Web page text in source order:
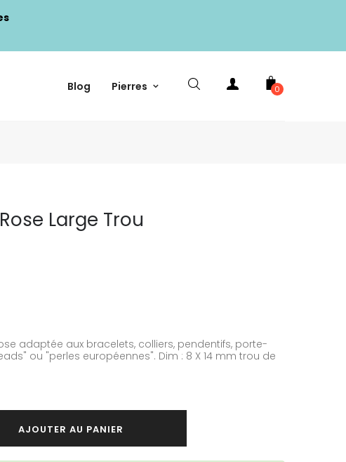
Blog Pierres 0
Large Trou
adaptée aux bracelets, colliers, pendentifs, porte-
ou "perles européennes". Dim : 8 X 14 mm trou de
AJOUTER AU PANIER